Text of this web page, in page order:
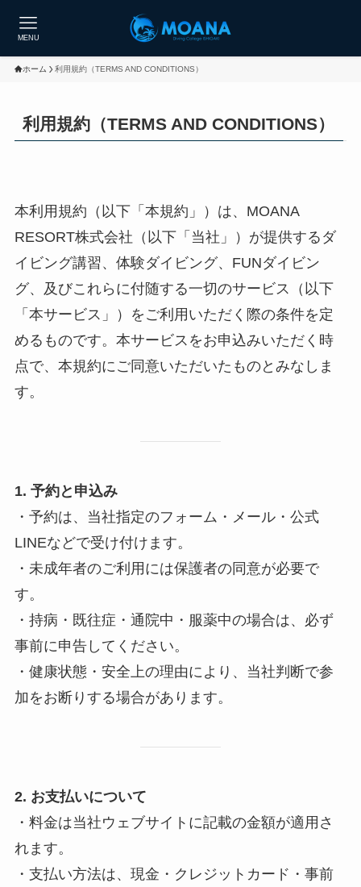
MENU
ホーム 利用規約（TERMS AND CONDITIONS）
利用規約（TERMS AND CONDITIONS）
本利用規約（以下「本規約」）は、MOANA
RESORT株式会社（以下「当社」）が提供するダ
イビング講習、体験ダイビング、FUNダイビン
グ、及びこれらに付随する一切のサービス（以下
「本サービス」）をご利用いただく際の条件を定
めるものです。本サービスをお申込みいただく時
点で、本規約にご同意いただいたものとみなしま
す。
1. 予約と申込み
・予約は、当社指定のフォーム・メール・公式
LINEなどで受け付けます。
・未成年者のご利用には保護者の同意が必要で
す。
・持病・既往症・通院中・服薬中の場合は、必ず
事前に申告してください。
・健康状態・安全上の理由により、当社判断で参
加をお断りする場合があります。
2. お支払いについて
・料金は当社ウェブサイトに記載の金額が適用さ
れます。
・支払い方法は、現金・クレジットカード・事前